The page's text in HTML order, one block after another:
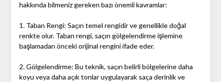
hakkında bilmeniz gereken bazı önemli kavramlar:
1. Taban Rengi: Saçın temel rengidir ve genellikle doğal
renkte olur. Taban rengi, saçın gölgelendirme işlemine
başlamadan önceki orijinal rengini ifade eder.
2. Gölgelendirme: Bu teknik, saçın belirli bölgelerine daha
koyu veya daha açık tonlar uygulayarak saça derinlik ve